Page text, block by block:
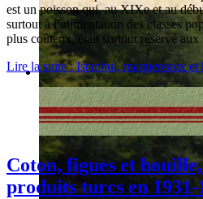
est un poisson qui, au XIXe et au
surtout à l’alimentation des classes
plus coûteux, était surtout réservé aux
Lire la suite : Istanbul, maquereaux et
Coton, figues et
produits turcs en 1931-